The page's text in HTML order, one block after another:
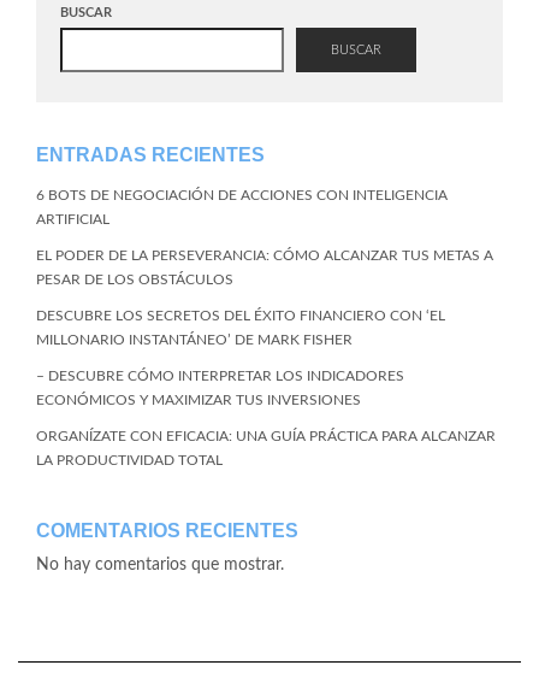
BUSCAR
BUSCAR
ENTRADAS RECIENTES
6 BOTS DE NEGOCIACIÓN DE ACCIONES CON INTELIGENCIA
ARTIFICIAL
EL PODER DE LA PERSEVERANCIA: CÓMO ALCANZAR TUS METAS A
PESAR DE LOS OBSTÁCULOS
DESCUBRE LOS SECRETOS DEL ÉXITO FINANCIERO CON ‘EL
MILLONARIO INSTANTÁNEO’ DE MARK FISHER
– DESCUBRE CÓMO INTERPRETAR LOS INDICADORES
ECONÓMICOS Y MAXIMIZAR TUS INVERSIONES
ORGANÍZATE CON EFICACIA: UNA GUÍA PRÁCTICA PARA ALCANZAR
LA PRODUCTIVIDAD TOTAL
COMENTARIOS RECIENTES
No hay comentarios que mostrar.